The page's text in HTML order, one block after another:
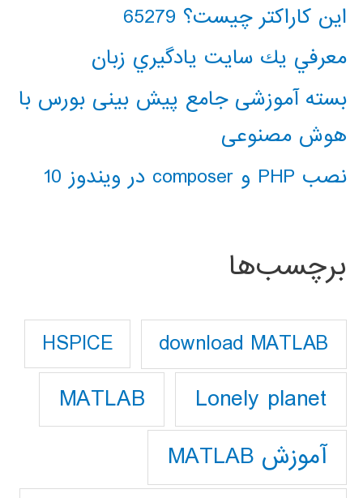
این کاراکتر چیست؟ 65279
معرفي يك سايت يادگيري زبان
بسته آموزشی جامع پیش بینی بورس با
هوش مصنوعی
نصب PHP و composer در ویندوز 10
برچسب‌ها
download MATLAB
HSPICE
Lonely planet
MATLAB
آموزش MATLAB